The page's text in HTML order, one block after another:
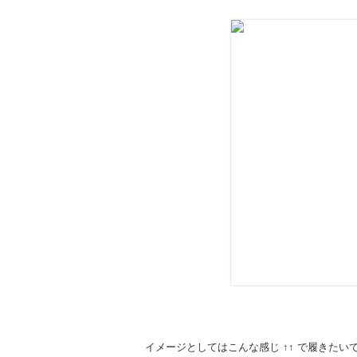
イメージとしてはこんな感じ ↑↑ で履きたい